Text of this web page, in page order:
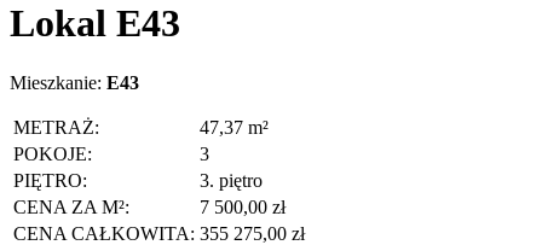
Lokal E43
Mieszkanie: E43
METRAŻ:
47,37 m²
POKOJE:
3
PIĘTRO:
3. piętro
CENA ZA M²:
7 500,00 zł
CENA CAŁKOWITA: 355 275,00 zł